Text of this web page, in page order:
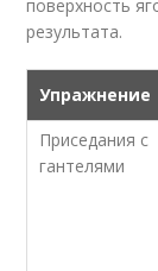
поверхность
результата.
Упражнение
Приседания с
гантелями